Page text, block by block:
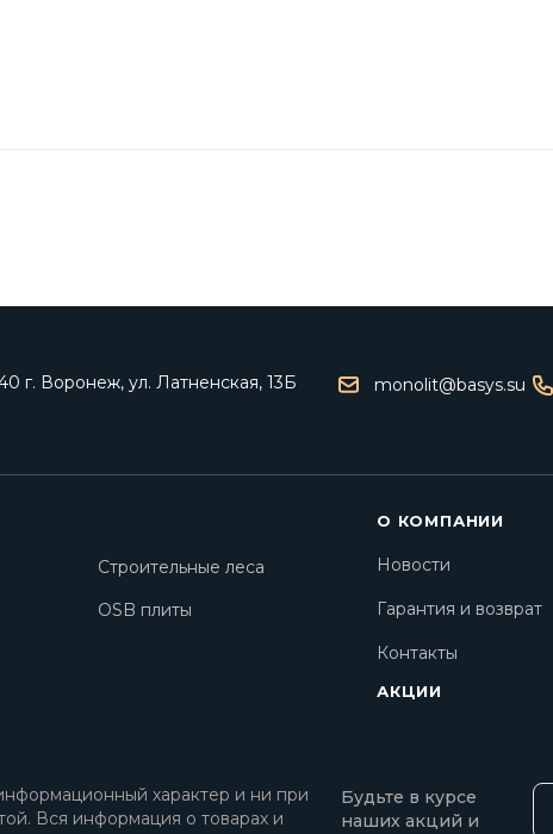
г. Воронеж, ул. Латненская, 13Б monolit@basys.su
Строительные леса
OSB плиты
О КОМПАНИИ
Новости
Гарантия и возврат
Контакты
АКЦИИ
Будьте в курсе
наших акций и
характер и ни при
Вся информация о товарах и